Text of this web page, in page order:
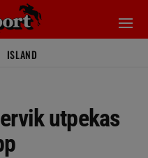
ISLAND
utpekas